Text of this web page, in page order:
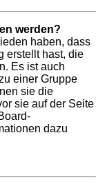
werden?
haben, dass
erstellt hast, die
Es ist auch
einer Gruppe
sie die
sie auf der Seite
dazu